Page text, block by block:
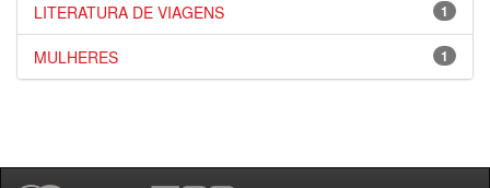
1
LITERATURA DE VIAGENS
1
MULHERES